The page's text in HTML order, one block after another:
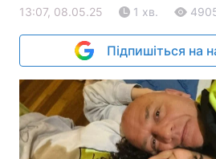
13:07, 08.05.25 1 хв.
Підпишіться на